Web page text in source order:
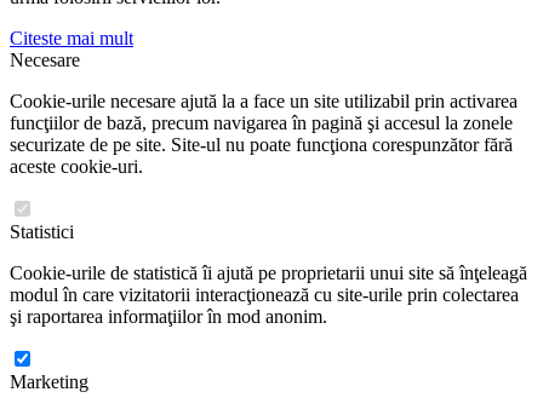
Citeste mai mult
Necesare
Cookie-urile necesare ajută la a face un site utilizabil prin activarea
funcţiilor de bază, precum navigarea în pagină şi accesul la zonele
securizate de pe site. Site-ul nu poate funcţiona corespunzător fără
aceste cookie-uri.
Statistici
Cookie-urile de statistică îi ajută pe proprietarii unui site să înţeleagă
modul în care vizitatorii interacţionează cu site-urile prin colectarea
şi raportarea informaţiilor în mod anonim.
Marketing